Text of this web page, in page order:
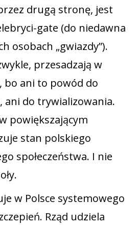
drugą stronę, jest
gate (do niedawna
osobach „gwiazdy”).
przesadzają w
bo ani to powód do
ani do trywializowania.
powiększającym
stan polskiego
społeczeństwa. I nie
w Polsce systemowego
Rząd udziela